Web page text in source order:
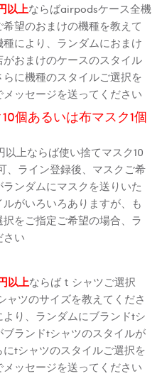
以上ならばairpodsケース全機
望のおまけの機種を教えて
により、ランダムにおまけ
おまけのケースのスタイル
に機種のスタイルご選択を
ッセージを送ってください
個あるいは布マスク1個
上ならば使い捨てマスク10
、ライン登録後、マスクご希
ンダムにマスクを送りいた
がいろいろありますが、も
をご指定ご希望の場合、ラ
さい
以上ならばｔシャツご選択
ツのサイズを教えてくださ
り、ランダムにブランドtシ
ランドtシャツのスタイルが
tシャツのスタイルご選択を
ッセージを送ってください